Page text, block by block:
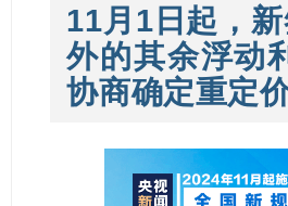
11月1日起，
外的其余浮动
协商确定重定